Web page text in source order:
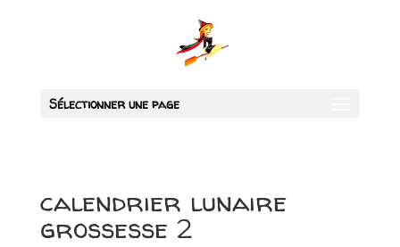
Sélectionner une page
calendrier lunaire
grossesse 2